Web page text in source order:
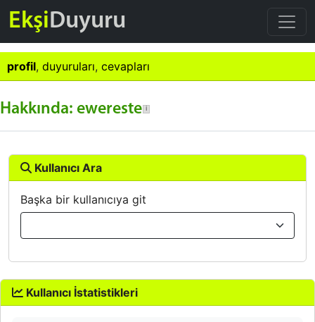
EkşiDuyuru
profil, duyuruları, cevapları
Hakkında: ewereste
Kullanıcı Ara
Başka bir kullanıcıya git
Kullanıcı İstatistikleri